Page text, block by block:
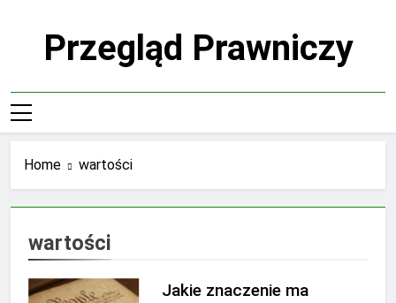
Przegląd Prawniczy
Home wartości
wartości
Jakie znaczenie ma